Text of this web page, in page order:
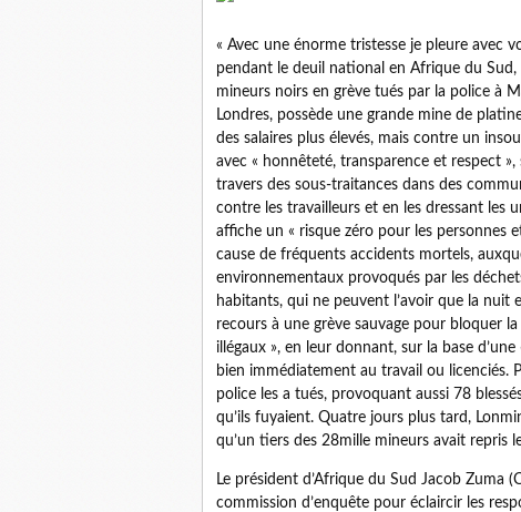
« Avec une énorme tristesse je pleure avec
pendant le deuil national en Afrique du Sud,
mineurs noirs en grève tués par la police à
Londres, possède une grande mine de
des salaires plus élevés, mais contre un
avec « honnêteté, transparence et respect
travers des sous-traitances dans des
contre les travailleurs et en les dressant les
affiche un « risque zéro pour les personnes
cause de fréquents accidents mortels,
environnementaux provoqués par les
habitants, qui ne peuvent l’avoir que la nuit
recours à une grève sauvage pour bloquer
illégaux », en leur donnant, sur la base
bien immédiatement au travail ou licenciés.
police les a tués, provoquant aussi 78
qu’ils fuyaient. Quatre jours plus tard,
qu’un tiers des 28mille mineurs avait repris
Le président d’Afrique du Sud Jacob Zuma
commission d’enquête pour éclaircir les